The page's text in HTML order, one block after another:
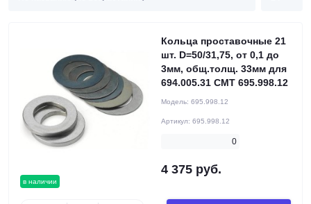
в наличии
Кольца проставочные 21
шт. D=50/31,75, от 0,1 до
3мм, общ.толщ. 33мм для
694.005.31 CMT 695.998.12
Модель: 695.998.12
Артикул: 695.998.12
0
4 375 руб.